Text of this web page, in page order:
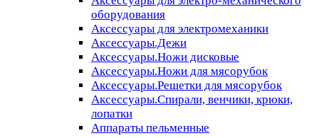
оборудования
Аксессуары для электромеханики
Аксессуары.Дежи
Аксессуары.Ножи дисковые
Аксессуары.Ножи для мясорубок
Аксессуары.Решетки для мясорубок
Аксессуары.Спирали, венчики, крюки,
лопатки
Аппараты пельменные